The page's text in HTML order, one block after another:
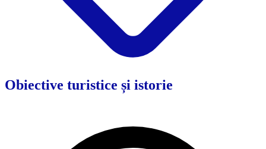
Obiective turistice și istorie